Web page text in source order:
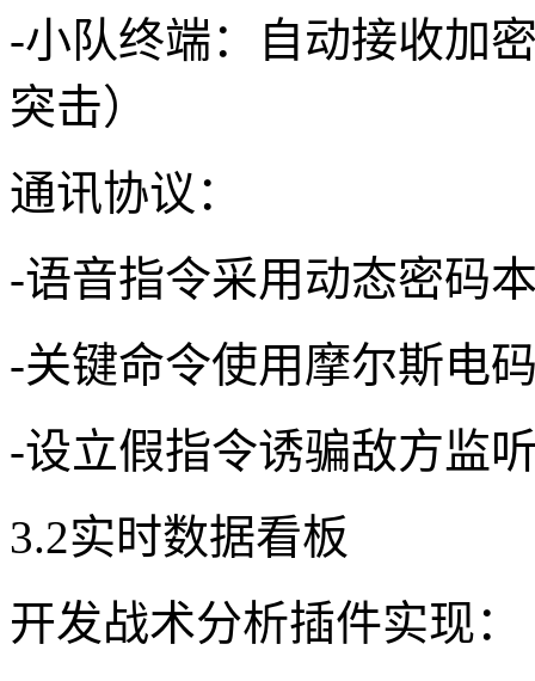
-小队终端：自动接收加
突击）
通讯协议：
-语音指令采用动态密码
-关键命令使用摩尔斯电
-设立假指令诱骗敌方监
3.2实时数据看板
开发战术分析插件实现：